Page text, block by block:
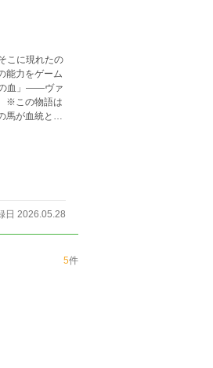
こに現れたの
能力をゲーム
の血」――ヴァ
馬が血統とし
の都合上、
日 2026.05.28
5件